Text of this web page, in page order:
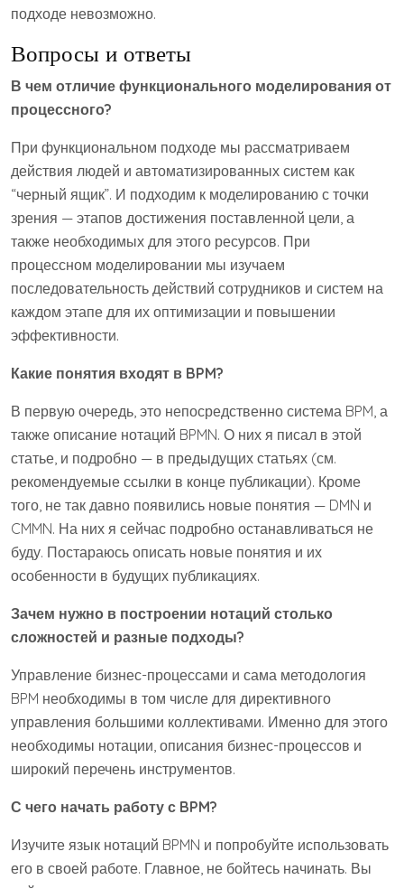
подходе невозможно.
Вопросы и ответы
В чем отличие функционального моделирования от
процессного?
При функциональном подходе мы рассматриваем
действия людей и автоматизированных систем как
“черный ящик”. И подходим к моделированию с точки
зрения — этапов достижения поставленной цели, а
также необходимых для этого ресурсов. При
процессном моделировании мы изучаем
последовательность действий сотрудников и систем на
каждом этапе для их оптимизации и повышении
эффективности.
Какие понятия входят в BPM?
В первую очередь, это непосредственно система BPM, а
также описание нотаций BPMN. О них я писал в этой
статье, и подробно — в предыдущих статьях (см.
рекомендуемые ссылки в конце публикации). Кроме
того, не так давно появились новые понятия — DMN и
CMMN. На них я сейчас подробно останавливаться не
буду. Постараюсь описать новые понятия и их
особенности в будущих публикациях.
Зачем нужно в построении нотаций столько
сложностей и разные подходы?
Управление бизнес-процессами и сама методология
BPM необходимы в том числе для директивного
управления большими коллективами. Именно для этого
необходимы нотации, описания бизнес-процессов и
широкий перечень инструментов.
С чего начать работу с BPM?
Изучите язык нотаций BPMN и попробуйте использовать
его в своей работе. Главное, не бойтесь начинать. Вы